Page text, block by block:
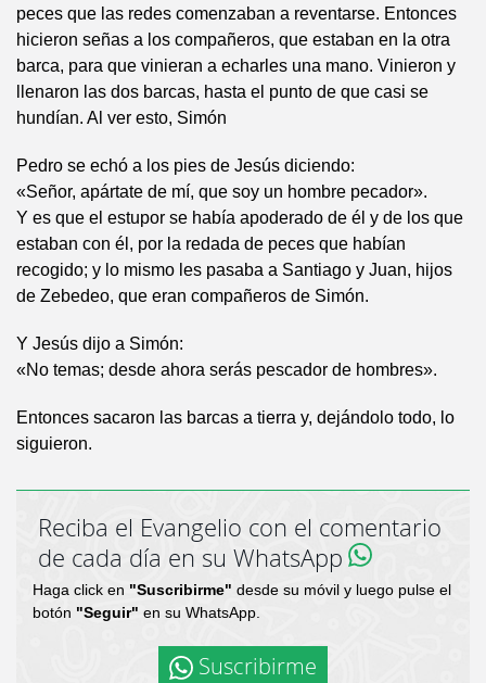
peces que las redes comenzaban a reventarse. Entonces
hicieron señas a los compañeros, que estaban en la otra
barca, para que vinieran a echarles una mano. Vinieron y
llenaron las dos barcas, hasta el punto de que casi se
hundían. Al ver esto, Simón
Pedro se echó a los pies de Jesús diciendo:
«Señor, apártate de mí, que soy un hombre pecador».
Y es que el estupor se había apoderado de él y de los que
estaban con él, por la redada de peces que habían
recogido; y lo mismo les pasaba a Santiago y Juan, hijos
de Zebedeo, que eran compañeros de Simón.
Y Jesús dijo a Simón:
«No temas; desde ahora serás pescador de hombres».
Entonces sacaron las barcas a tierra y, dejándolo todo, lo
siguieron.
Reciba el Evangelio con el comentario
de cada día en su WhatsApp
Haga click en "Suscribirme" desde su móvil y luego pulse el
botón "Seguir" en su WhatsApp.
Suscribirme